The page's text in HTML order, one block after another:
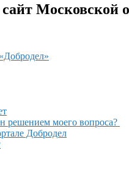
Московской
решением моего вопроса?
Добродел